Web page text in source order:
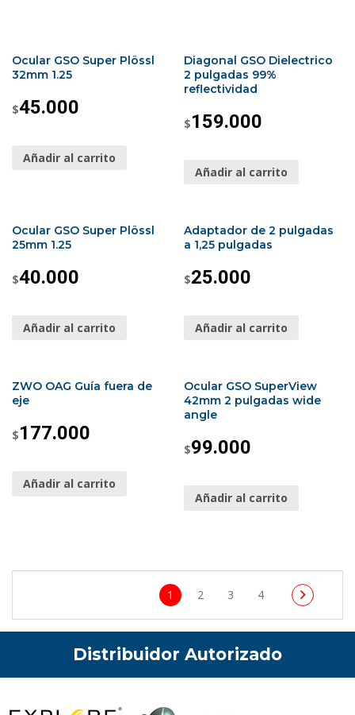
Ocular GSO Super Plössl
32mm 1.25
$45.000
Añadir al carrito
Diagonal GSO Dielectrico
2 pulgadas 99%
reflectividad
$159.000
Añadir al carrito
Ocular GSO Super Plössl
25mm 1.25
$40.000
Añadir al carrito
Adaptador de 2 pulgadas
a 1,25 pulgadas
$25.000
Añadir al carrito
ZWO OAG Guía fuera de
eje
$177.000
Añadir al carrito
Ocular GSO SuperView
42mm 2 pulgadas wide
angle
$99.000
Añadir al carrito
1 2 3 4
Distribuidor Autorizado